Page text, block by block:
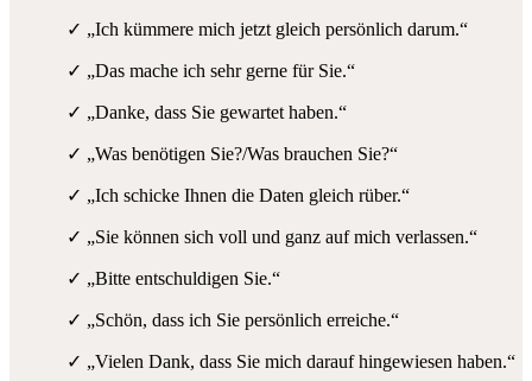
✓ „Ich kümmere mich jetzt gleich persönlich darum.“
✓ „Das mache ich sehr gerne für Sie.“
✓ „Danke, dass Sie gewartet haben.“
✓ „Was benötigen Sie?/Was brauchen Sie?“
✓ „Ich schicke Ihnen die Daten gleich rüber.“
✓ „Sie können sich voll und ganz auf mich verlassen.“
✓ „Bitte entschuldigen Sie.“
✓ „Schön, dass ich Sie persönlich erreiche.“
✓ „Vielen Dank, dass Sie mich darauf hingewiesen haben.“